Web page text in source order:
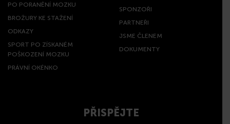
PO PORANĚNÍ MOZKU
BROŽURY KE STAŽENÍ
ODKAZY
SPORT PO ZÍSKANÉM
POŠKOZENÍ MOZKU
PRÁVNÍ OKÉNKO
SPONZOŘI
PARTNEŘI
JSME ČLENEM
DOKUMENTY
PŘISPĚJTE